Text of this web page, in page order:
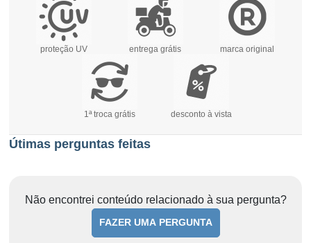
proteção UV entrega grátis marca original
1ª troca grátis desconto à vista
Útimas perguntas feitas
Não encontrei conteúdo relacionado à sua pergunta?
FAZER UMA PERGUNTA